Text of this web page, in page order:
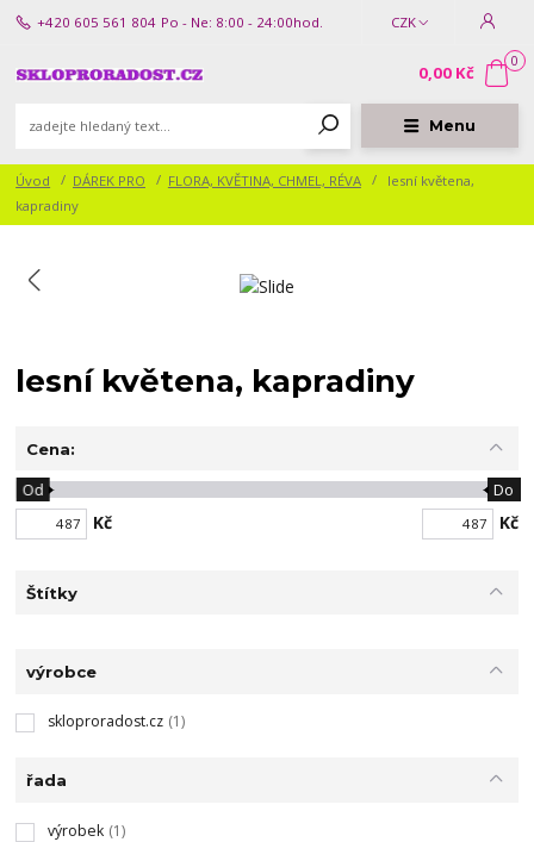
Menu
CZK
+420 605 561 804 Po - Ne: 8:00 - 24:00hod.
0
0,00 Kč
Úvod DÁREK PRO FLORA, KVĚTINA, CHMEL, RÉVA
lesní květena,
kapradiny
lesní květena, kapradiny
Cena:
Kč
Od Do
Kč
Štítky
výrobce
skloproradost.cz (1)
řada
výrobek (1)